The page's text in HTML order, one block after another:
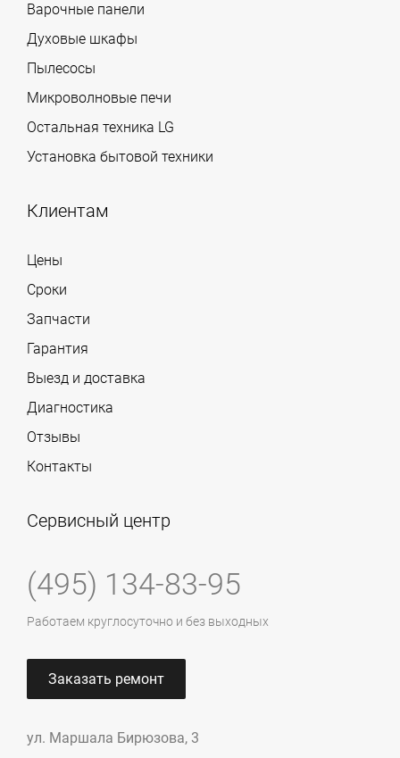
Варочные панели
Духовые шкафы
Пылесосы
Микроволновые печи
Остальная техника LG
Установка бытовой техники
Клиентам
Цены
Сроки
Запчасти
Гарантия
Выезд и доставка
Диагностика
Отзывы
Контакты
Сервисный центр
(495) 134-83-95
Работаем круглосуточно и без выходных
Заказать ремонт
ул. Маршала Бирюзова, 3